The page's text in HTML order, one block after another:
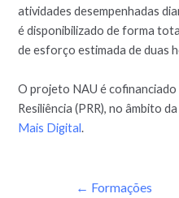
atividades desempenhadas
é disponibilizado de forma
de esforço estimada de duas
O projeto NAU é
Resiliência (PRR), no âmbito
Mais Digital.
← Formações